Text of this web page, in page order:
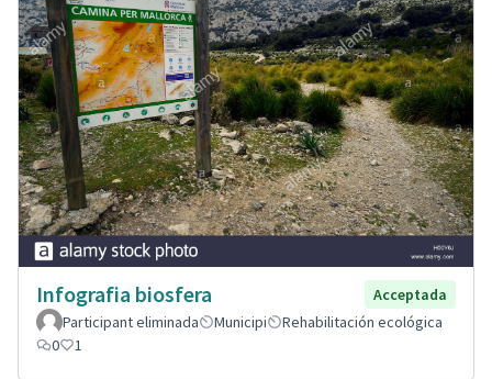
Infografia biosfera
Acceptada
Participant eliminada
Municipi
Rehabilitación ecológica
0
1